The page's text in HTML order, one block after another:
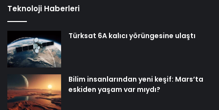
Teknoloji Haberleri
Türksat 6A kalıcı yörüngesine ulaştı
Bilim insanlarından yeni keşif: Mars’ta
eskiden yaşam var mıydı?